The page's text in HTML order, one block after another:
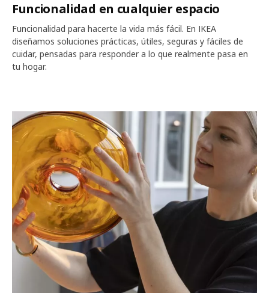
Funcionalidad en cualquier espacio
Funcionalidad para hacerte la vida más fácil. En IKEA
diseñamos soluciones prácticas, útiles, seguras y fáciles de
cuidar, pensadas para responder a lo que realmente pasa en
tu hogar.